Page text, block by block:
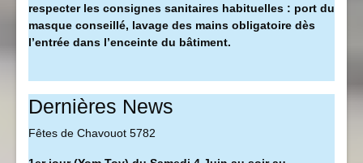
respecter les consignes sanitaires habituelles : port du
masque conseillé, lavage des mains obligatoire dès
l’entrée dans l’enceinte du bâtiment.
Dernières News
Fêtes de Chavouot 5782